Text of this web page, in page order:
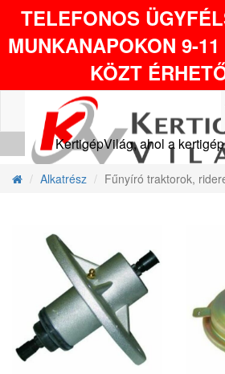
TELEFONOS
MUNKANAPOKON 9-
KÖZT
KertigépVilág, ahol a
Alkatrész Fűnyíró traktorok,